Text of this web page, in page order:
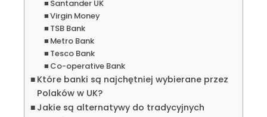
Santander UK
Virgin Money
TSB Bank
Metro Bank
Tesco Bank
Co-operative Bank
Które banki są najchętniej wybierane przez
Polaków w UK?
Jakie są alternatywy do tradycyjnych